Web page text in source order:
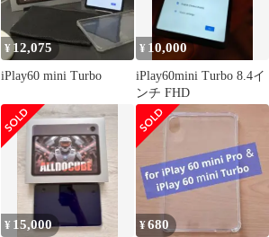
¥ 12,075
iPlay60 mini Turbo
¥ 10,000
iPlay60mini Turbo 8.4イ
ンチ FHD
¥ 15,000 ¥680